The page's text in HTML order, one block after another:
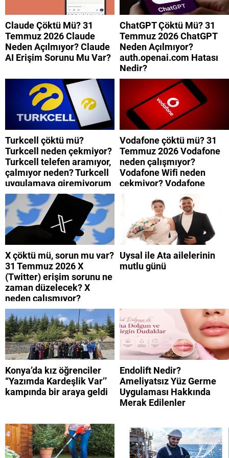
Claude Çöktü Mü? 31
Temmuz 2026 Claude
Neden Açılmıyor? Claude
AI Erişim Sorunu Mu Var?
ChatGPT Çöktü Mü? 31
Temmuz 2026 ChatGPT
Neden Açılmıyor?
auth.openai.com Hatası
Nedir?
Turkcell çöktü mü?
Turkcell neden çekmiyor?
Turkcell telefen aramıyor,
çalmıyor neden? Turkcell
uygulamaya giremiyorum
neden? Turkcell internet
neden yavaş?
Vodafone çöktü mü? 31
Temmuz 2026 Vodafone
neden çalışmıyor?
Vodafone Wifi neden
çekmiyor? Vodafone
mobil uygulamaya neden
giremiyorum?
X çöktü mü, sorun mu var?
31 Temmuz 2026 X
(Twitter) erişim sorunu ne
zaman düzelecek? X
neden çalışmıyor?
Uysal ile Ata ailelerinin
mutlu günü
Konya’da kız öğrenciler
“Yazımda Kardeşlik Var’’
kampında bir araya geldi
Endolift Nedir?
Ameliyatsız Yüz Germe
Uygulaması Hakkında
Merak Edilenler